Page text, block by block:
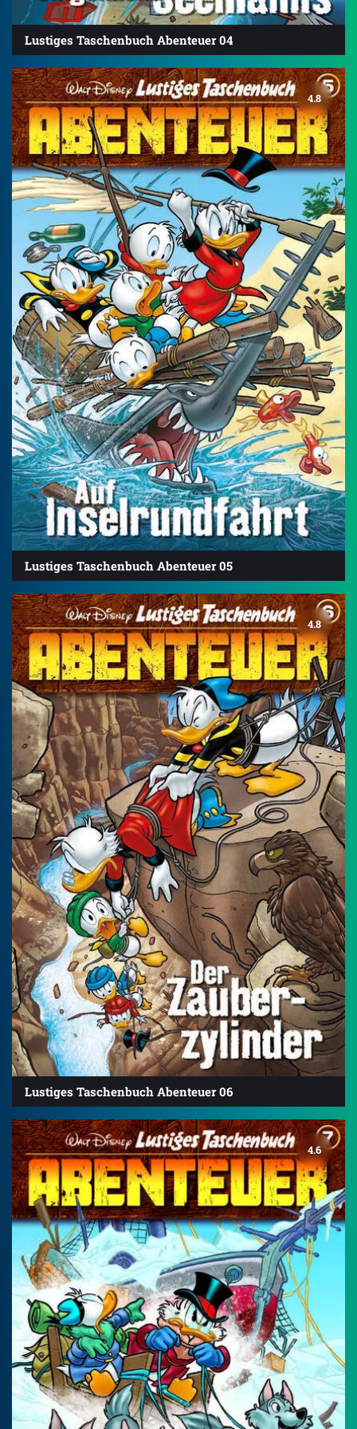
Lustiges Taschenbuch Abenteuer 04
4.8
Lustiges Taschenbuch Abenteuer 05
4.8
Lustiges Taschenbuch Abenteuer 06
4.6